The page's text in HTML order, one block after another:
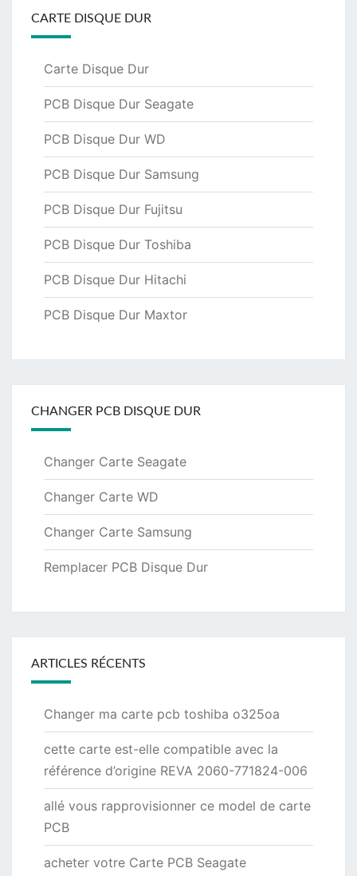
CARTE DISQUE DUR
Carte Disque Dur
PCB Disque Dur Seagate
PCB Disque Dur WD
PCB Disque Dur Samsung
PCB Disque Dur Fujitsu
PCB Disque Dur Toshiba
PCB Disque Dur Hitachi
PCB Disque Dur Maxtor
CHANGER PCB DISQUE DUR
Changer Carte Seagate
Changer Carte WD
Changer Carte Samsung
Remplacer PCB Disque Dur
ARTICLES RÉCENTS
Changer ma carte pcb toshiba o325oa
cette carte est-elle compatible avec la
référence d’origine REVA 2060-771824-006
allé vous rapprovisionner ce model de carte
PCB
acheter votre Carte PCB Seagate